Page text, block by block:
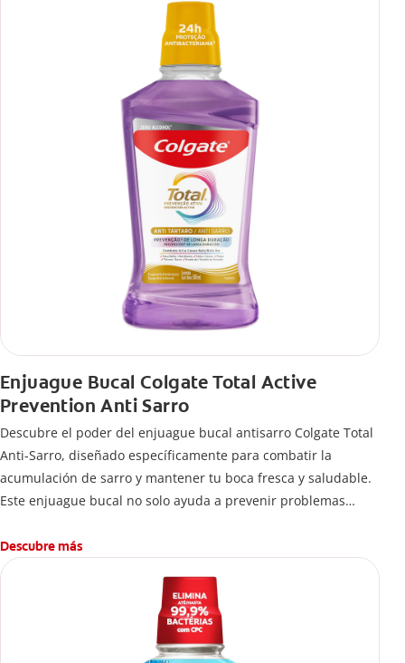
Enjuague Bucal Colgate Total Active
Prevention Anti Sarro
Descubre el poder del enjuague bucal antisarro Colgate Total
Anti-Sarro, diseñado específicamente para combatir la
acumulación de sarro y mantener tu boca fresca y saludable.
Este enjuague bucal no solo ayuda a prevenir problemas
Descubre más